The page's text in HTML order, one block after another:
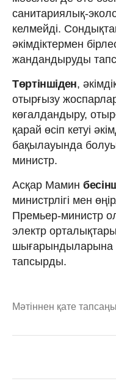
санитариялық-
келмейді.
әкімдіктермен
жандандыруды
Төртіншіден,
отырғызу
көгалдандыру,
қарай өсіп кетуі
бақылауында
министр.
Асқар Мамин
министрлігі мен
Премьер-министр
электр
шығарындыларына
тапсырды.
Мәтіннен қате